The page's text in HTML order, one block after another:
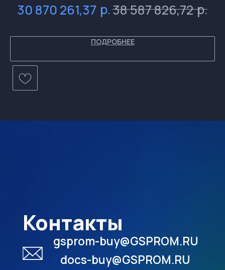
30 870 261,37 р.38 587 826,72 р.
ПОДРОБНЕЕ